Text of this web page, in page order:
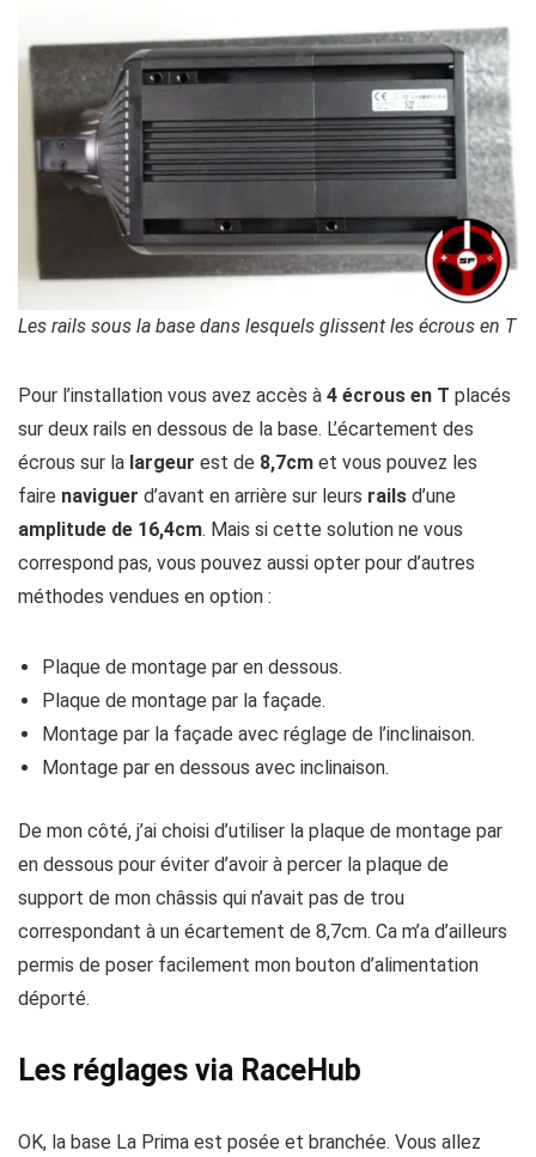
Les rails sous la base dans lesquels glissent les écrous en T
Pour l’installation vous avez accès à 4 écrous en T placés
sur deux rails en dessous de la base. L’écartement des
écrous sur la largeur est de 8,7cm et vous pouvez les
faire naviguer d’avant en arrière sur leurs rails d’une
amplitude de 16,4cm. Mais si cette solution ne vous
correspond pas, vous pouvez aussi opter pour d’autres
méthodes vendues en option :
Plaque de montage par en dessous.
Plaque de montage par la façade.
Montage par la façade avec réglage de l’inclinaison.
Montage par en dessous avec inclinaison.
De mon côté, j’ai choisi d’utiliser la plaque de montage par
en dessous pour éviter d’avoir à percer la plaque de
support de mon châssis qui n’avait pas de trou
correspondant à un écartement de 8,7cm. Ca m’a d’ailleurs
permis de poser facilement mon bouton d’alimentation
déporté.
Les réglages via RaceHub
OK, la base La Prima est posée et branchée. Vous allez